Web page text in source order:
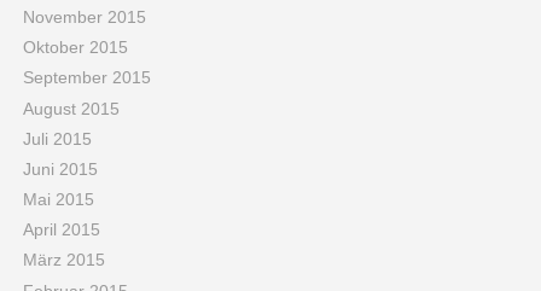
November 2015
Oktober 2015
September 2015
August 2015
Juli 2015
Juni 2015
Mai 2015
April 2015
März 2015